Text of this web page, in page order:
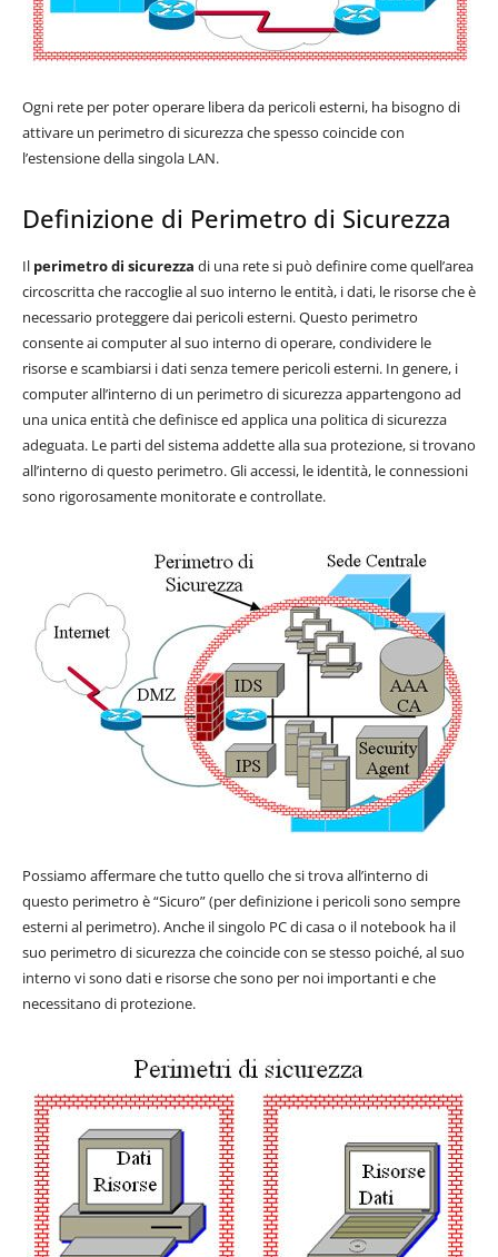
Ogni rete per poter operare libera da pericoli esterni, ha bisogno di
attivare un perimetro di sicurezza che spesso coincide con
l’estensione della singola LAN.
Definizione di Perimetro di Sicurezza
Il perimetro di sicurezza di una rete si può definire come quell’area
circoscritta che raccoglie al suo interno le entità, i dati, le risorse che è
necessario proteggere dai pericoli esterni. Questo perimetro
consente ai computer al suo interno di operare, condividere le
risorse e scambiarsi i dati senza temere pericoli esterni. In genere, i
computer all’interno di un perimetro di sicurezza appartengono ad
una unica entità che definisce ed applica una politica di sicurezza
adeguata. Le parti del sistema addette alla sua protezione, si trovano
all’interno di questo perimetro. Gli accessi, le identità, le connessioni
sono rigorosamente monitorate e controllate.
Possiamo affermare che tutto quello che si trova all’interno di
questo perimetro è “Sicuro” (per definizione i pericoli sono sempre
esterni al perimetro). Anche il singolo PC di casa o il notebook ha il
suo perimetro di sicurezza che coincide con se stesso poiché, al suo
interno vi sono dati e risorse che sono per noi importanti e che
necessitano di protezione.